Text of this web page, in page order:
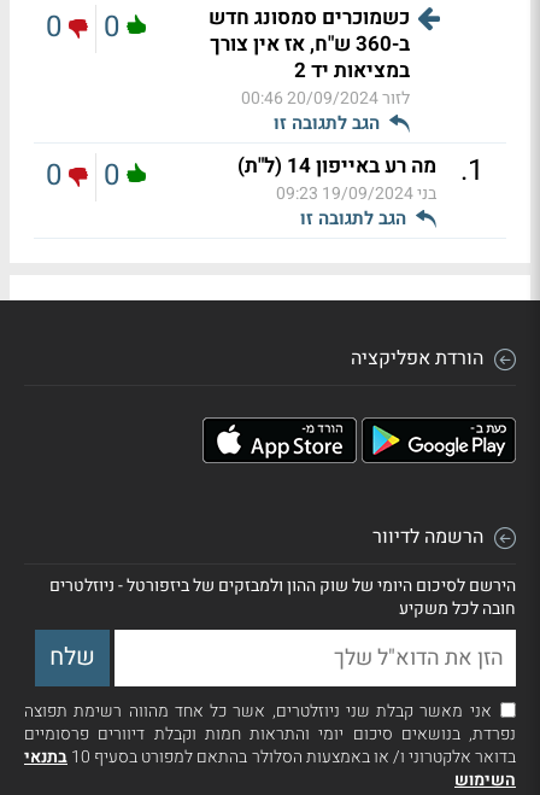
כשמוכרים סמסונג חדש
ב-360 ש"ח, אז אין צורך
במציאות יד 2
לזור20/09/2024 00:46
הגב לתגובה זו
0
0
1
. מה רע באייפון 14 (ל"ת)
בני19/09/2024 09:23
הגב לתגובה זו
0
0
הורדת אפליקציה
הרשמה לדיוור
הירשם לסיכום היומי של שוק ההון ולמבזקים של ביזפורטל - ניוזלטרים
חובה לכל משקיע
אני מאשר קבלת שני ניוזלטרים, אשר כל אחד מהווה רשימת תפוצה
נפרדת, בנושאים סיכום יומי והתראות חמות וקבלת דיוורים פרסומיים
בדואר אלקטרוני ו/ או באמצעות הסלולר בהתאם למפורט בסעיף 10
בתנאי
השימוש